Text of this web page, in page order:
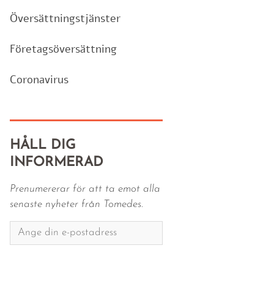
Översättningstjänster
Företagsöversättning
Coronavirus
HÅLL DIG
INFORMERAD
Prenumererar för att ta emot alla
senaste nyheter från Tomedes.